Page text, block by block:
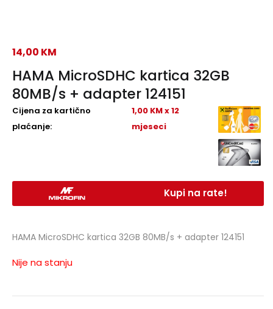
HAMA MicroSDHC kartica 32GB
80MB/s + adapter 124151
14,00 KM
Cijena za kartično
plaćanje:
1,00 KM x 12
mjeseci
Kupi na rate!
HAMA MicroSDHC kartica 32GB 80MB/s + adapter 124151
Nije na stanju